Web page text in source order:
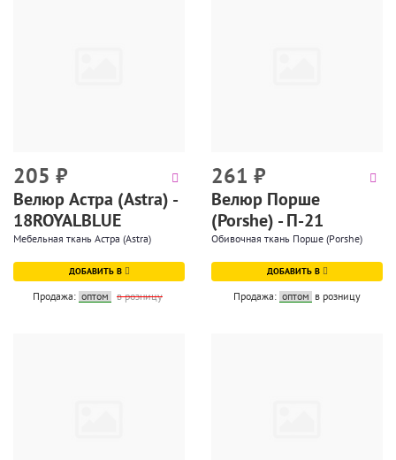
205 ₽
Велюр Астра (Astra) -
18ROYALBLUE
Мебельная ткань Астра (Astra)
ДОБАВИТЬ В
Продажа: оптом в розницу
261 ₽
Велюр Порше
(Porshe) - П-21
Обивочная ткань Порше (Porshe)
ДОБАВИТЬ В
Продажа: оптом в розницу